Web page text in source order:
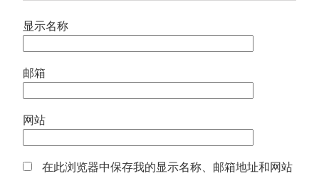
显示名称
邮箱
网站
在此浏览器中保存我的显示名称、邮箱地址和网站